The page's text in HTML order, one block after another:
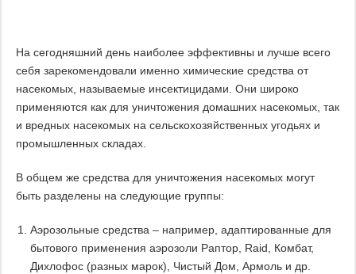
На сегодняшний день наиболее эффективны и лучше всего
себя зарекомендовали именно химические средства от
насекомых, называемые инсектицидами. Они широко
применяются как для уничтожения домашних насекомых, так
и вредных насекомых на сельскохозяйственных угодьях и
промышленных складах.
В общем же средства для уничтожения насекомых могут
быть разделены на следующие группы:
Аэрозольные средства – например, адаптированные для
бытового применения аэрозоли Раптор, Raid, Комбат,
Дихлофос (разных марок), Чистый Дом, Армоль и др.